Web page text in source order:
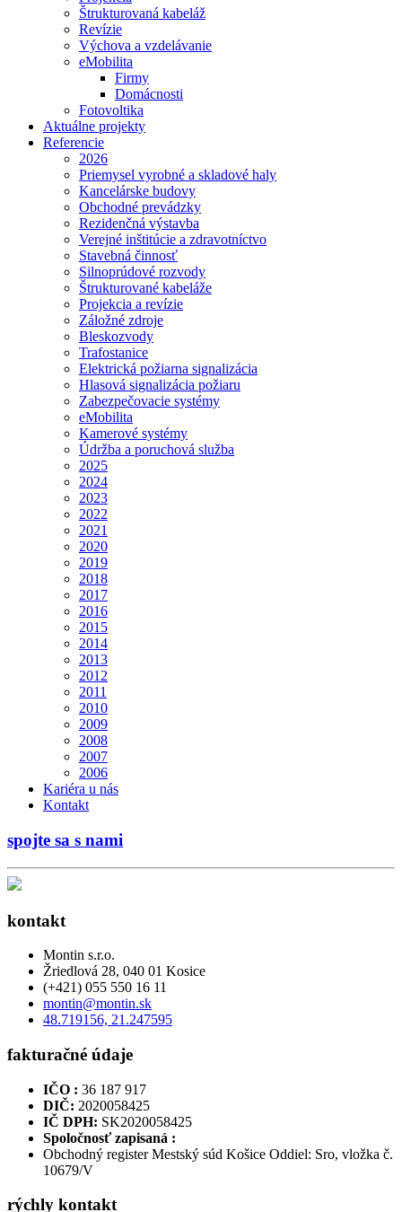
Štrukturovaná kabeláž
Revízie
Výchova a vzdelávanie
eMobilita
Firmy
Domácnosti
Fotovoltika
Aktuálne projekty
Referencie
2026
Priemysel vyrobné a skladové haly
Kancelárske budovy
Obchodné prevádzky
Rezidenčná výstavba
Verejné inštitúcie a zdravotníctvo
Stavebná činnosť
Silnoprúdové rozvody
Štrukturované kabeláže
Projekcia a revízie
Záložné zdroje
Bleskozvody
Trafostanice
Elektrická požiarna signalizácia
Hlasová signalizácia požiaru
Zabezpečovacie systémy
eMobilita
Kamerové systémy
Údržba a poruchová služba
2025
2024
2023
2022
2021
2020
2019
2018
2017
2016
2015
2014
2013
2012
2011
2010
2009
2008
2007
2006
Kariéra u nás
Kontakt
spojte sa s nami
kontakt
Montin s.r.o.
Žriedlová 28, 040 01 Kosice
(+421) 055 550 16 11
montin@montin.sk
48.719156, 21.247595
fakturačné údaje
IČO : 36 187 917
DIČ: 2020058425
IČ DPH: SK2020058425
Spoločnosť zapisaná :
Obchodný register Mestský súd Košice Oddiel: Sro, vložka č.
10679/V
rýchly kontakt